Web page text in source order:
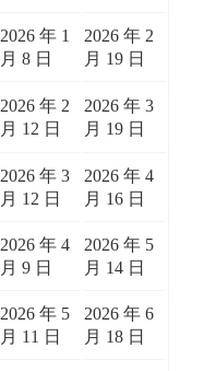
2026 年 1
月 8 日
2026 年 2
月 19 日
2026 年 2
月 12 日
2026 年 3
月 19 日
2026 年 3
月 12 日
2026 年 4
月 16 日
2026 年 4
月 9 日
2026 年 5
月 14 日
2026 年 5
月 11 日
2026 年 6
月 18 日